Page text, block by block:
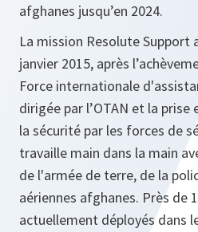
afghanes jusqu’en 2024.
La mission Resolute Support
janvier 2015, après
Force internationale
dirigée par l’OTAN et la
la sécurité par les forces de
travaille main dans la main
de l'armée de terre, de la
aériennes afghanes. Près de
actuellement déployés dans